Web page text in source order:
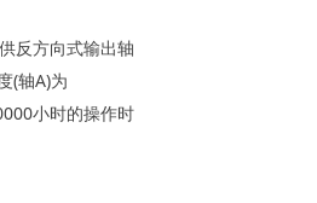
反方向式输出轴
(轴A)为
小时的操作时